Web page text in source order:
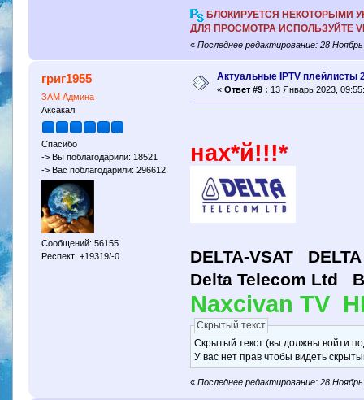
БЛОКИРУЕТСЯ НЕКОТОРЫМИ
ДЛЯ ПРОСМОТРА ИСПОЛЬЗУЙТЕ
«Последнее редактирование: 28
григ1955
ЗАМ Админа
Аксакал
Спасибо
-> Вы поблагодарили: 18521
-> Вас поблагодарили: 296612
Сообщений: 56155
Респект: +19319/-0
Актуальные IPTV плейлисты
« Ответ #9 : 13 Январь 2023,
нах*й!!!*
DELTA-VSAT
Delta Telecom Ltd
Naxcivan TV
Скрытый текст
Скрытый текст (вы должны войти
У вас нет прав чтобы видеть
«Последнее редактирование: 28